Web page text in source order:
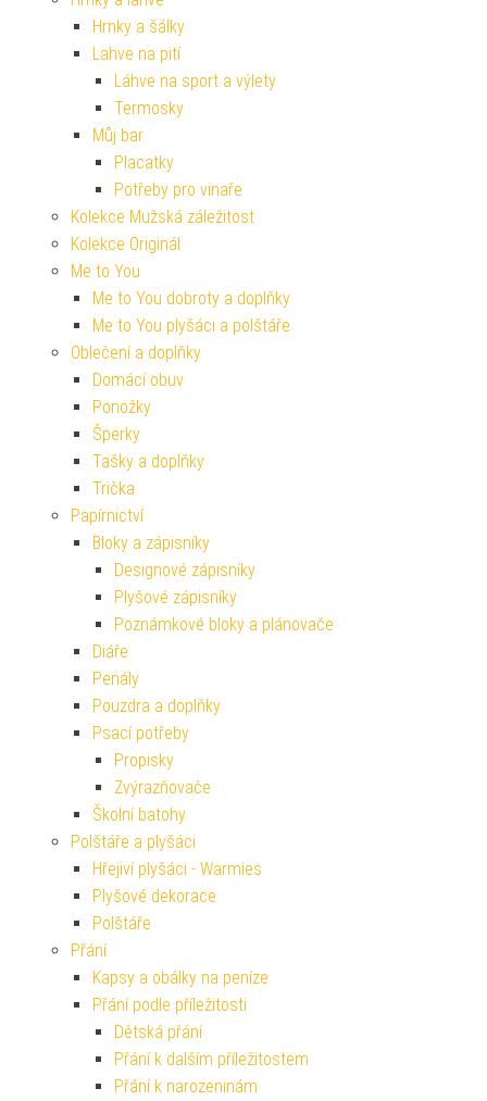
Hrnky a šálky
Lahve na pití
Láhve na sport a výlety
Termosky
Můj bar
Placatky
Potřeby pro vinaře
Kolekce Mužská záležitost
Kolekce Originál
Me to You
Me to You dobroty a doplňky
Me to You plyšáci a polštáře
Oblečení a doplňky
Domácí obuv
Ponožky
Šperky
Tašky a doplňky
Trička
Papírnictví
Bloky a zápisníky
Designové zápisníky
Plyšové zápisníky
Poznámkové bloky a plánovače
Diáře
Penály
Pouzdra a doplňky
Psací potřeby
Propisky
Zvýrazňovače
Školní batohy
Polštáře a plyšáci
Hřejiví plyšáci - Warmies
Plyšové dekorace
Polštáře
Přání
Kapsy a obálky na peníze
Přání podle příležitosti
Dětská přání
Přání k dalším příležitostem
Přání k narozeninám